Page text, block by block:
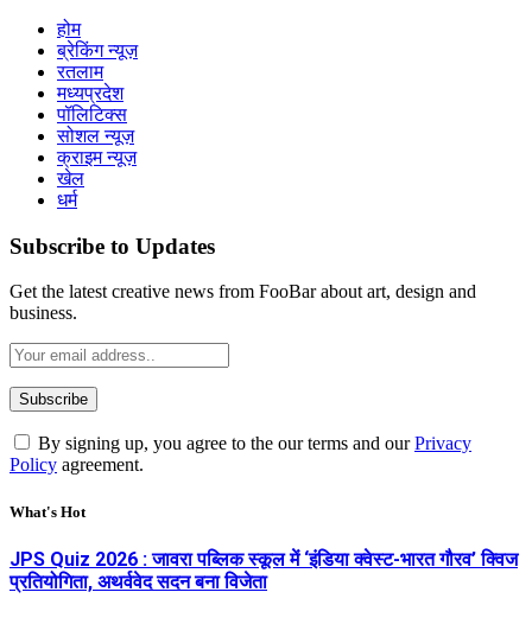
होम
ब्रेकिंग न्यूज़
रतलाम
मध्यप्रदेश
पॉलिटिक्स
सोशल न्यूज़
क्राइम न्यूज़
खेल
धर्म
Subscribe to Updates
Get the latest creative news from FooBar about art, design and
business.
By signing up, you agree to the our terms and ourPrivacy
Policy agreement.
What's Hot
JPS Quiz 2026 : जावरा पब्लिक स्कूल में ‘इंडिया क्वेस्ट-भारत गौरव’ क्विज
प्रतियोगिता, अथर्ववेद सदन बना विजेता